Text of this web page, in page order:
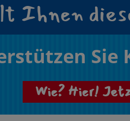
Ihnen
Sie
Wie? Hier!